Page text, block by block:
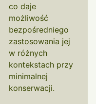
co daje
możliwość
bezpośredniego
zastosowania jej
w różnych
kontekstach przy
minimalnej
konserwacji.